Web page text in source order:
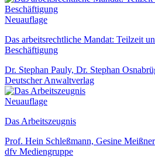
Neuauflage
Das arbeitsrechtliche Mandat: Teilzeit
Beschäftigung
Dr. Stephan Pauly, Dr. Stephan
Deutscher Anwaltverlag
Neuauflage
Das Arbeitszeugnis
Prof. Hein Schleßmann, Gesine Meißner
dfv Mediengruppe